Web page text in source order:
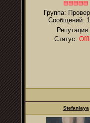
Группа:
Сообщений:
Репутация:
Статус:
Stefaniaya